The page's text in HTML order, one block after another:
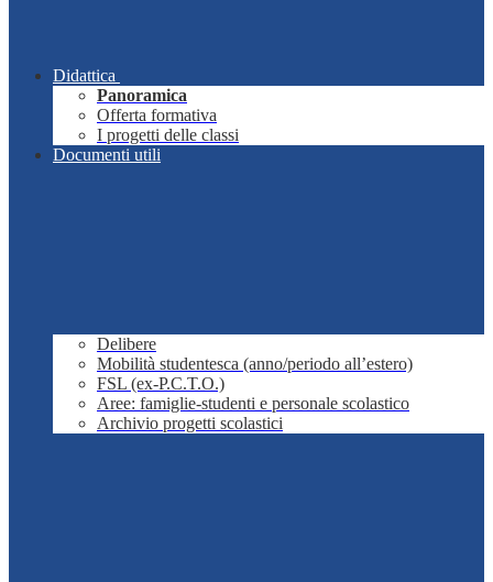
Didattica
Panoramica
Offerta formativa
I progetti delle classi
Documenti utili
Delibere
Mobilità studentesca (anno/periodo all’estero)
FSL (ex-P.C.T.O.)
Aree: famiglie-studenti e personale scolastico
Archivio progetti scolastici